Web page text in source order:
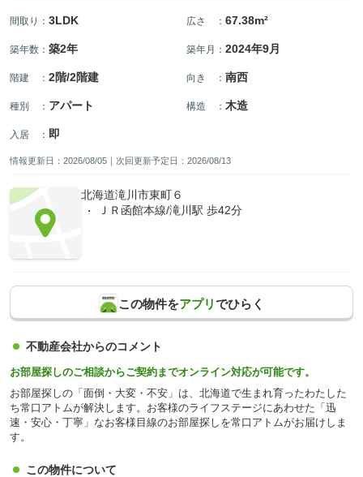
間取り ： 3LDK 広さ ： 67.38m²
築年数 ： 築2年 築年月 ： 2024年9月
階建 ： 2階/2階建 向き ： 南西
種別 ： アパート 構造 ： 木造
入居 ： 即
情報更新日：2026/08/05｜次回更新予定日：2026/08/13
北海道滝川市東町６
ＪＲ函館本線/滝川駅 歩42分
この物件をアプリでひらく
不動産会社からのコメント
お部屋探しのご相談からご契約までオンライン対応が可能です。
お部屋探しの「面倒・大変・不安」は、北海道で生まれ育ったわたした
ち常口アトムが解決します。お客様のライフステージにあわせた「迅
速・安心・丁寧」なお客様目線のお部屋探しを常口アトムがお届けしま
す。
この物件について